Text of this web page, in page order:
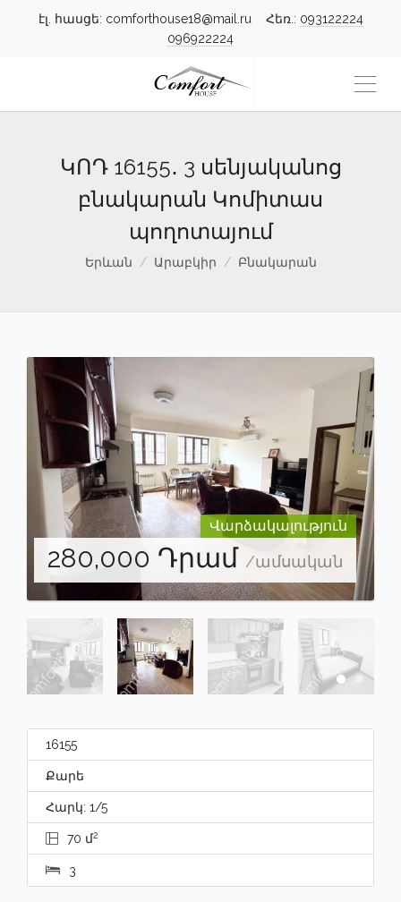
էլ. հասցե: comforthouse18@mail.ru Հեռ.: 093122224
096922224
ԿՈԴ 16155․ 3 սենյականոց
բնակարան Կոմիտաս
պողոտայում
Երևան Արաբկիր Բնակարան
Վարձակալություն
280,000 Դրամ /ամսական
16155
Քարե
Հարկ: 1/5
70 մ2
3